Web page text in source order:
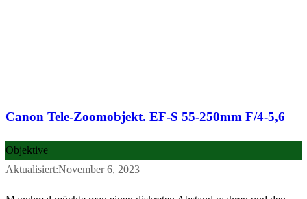
Canon Tele-Zoomobjekt. EF-S 55-250mm F/4-5,6
Objektive
Aktualisiert:November 6, 2023